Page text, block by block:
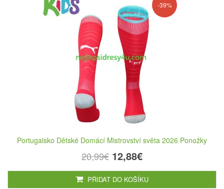
-39%
Portugalsko Dětské Domácí Mistrovství světa 2026 Ponožky
20,99€ 12,88€
PŘIDAT DO KOŠÍKU